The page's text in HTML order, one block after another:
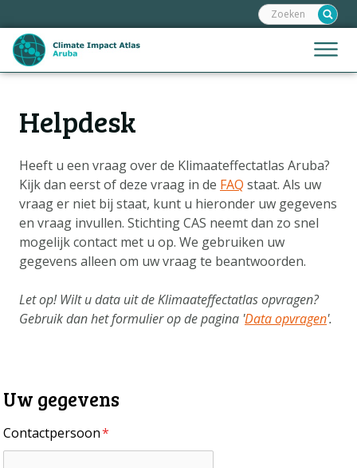
links
over
Spring
inhoud
naar
de
navigatie
Jump
to
Menu
Zoeken:
Helpdesk
Heeft u een vraag over de Klimaateffectatlas Aruba?
Kijk dan eerst of deze vraag in de FAQ staat. Als uw
vraag er niet bij staat, kunt u hieronder uw gegevens
en vraag invullen. Stichting CAS neemt dan zo snel
mogelijk contact met u op. We gebruiken uw
gegevens alleen om uw vraag te beantwoorden.
Let op! Wilt u data uit de Klimaateffectatlas opvragen?
Gebruik dan het formulier op de pagina 'Data opvragen'.
Uw gegevens
Contactpersoon*
Hoofdnavigatie
KAARTUITLEG
KLIMAATGEVOLGEN
SCENARIO'S
VERHALEN
Metanavigatie
ANDERE ATLASSEN